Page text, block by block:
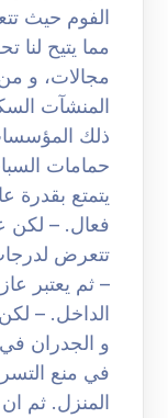
الفوم حيث
مما يتيح لنا
مجالات، و
المنشآت
ذلك
حمامات
يتمتع بقدرة
فعال. – لكن
تتعرض
– ثم يعتبر
الداخل. –
و الجدران
في منع
المنزل. ثم